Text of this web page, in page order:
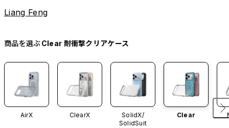
Liang Feng
商品を選ぶClear 耐衝撃クリアケース
AirX ClearX
SolidX/
SolidSuit
Clear